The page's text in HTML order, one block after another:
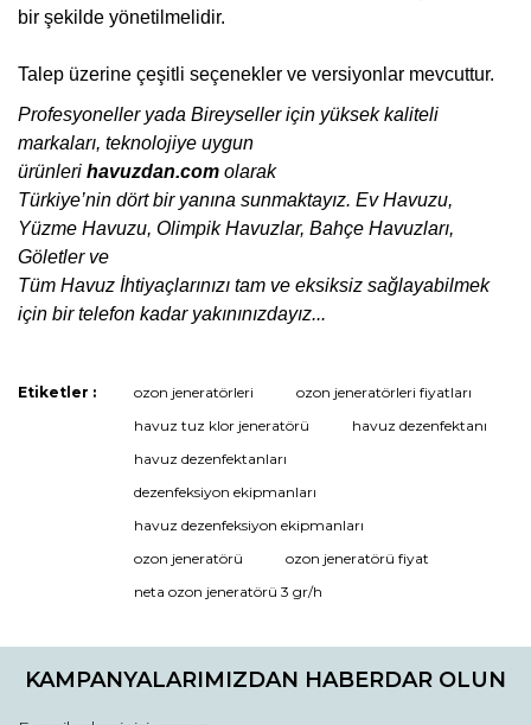
bir şekilde yönetilmelidir.
Talep üzerine çeşitli seçenekler ve versiyonlar mevcuttur.
Profesyoneller yada Bireyseller için yüksek kaliteli
markaları, teknolojiye uygun
ürünleri havuzdan.com olarak
Türkiye’nin dört bir yanına sunmaktayız. Ev Havuzu,
Yüzme Havuzu, Olimpik Havuzlar, Bahçe Havuzları,
Göletler ve
Tüm Havuz İhtiyaçlarınızı tam ve eksiksiz sağlayabilmek
için bir telefon kadar yakınınızdayız...
Bu ürüne ilk yorumu siz yapın!
Yorum Yaz
Etiketler : ozon jeneratörleri
ozon jeneratörleri fiyatları
havuz tuz klor jeneratörü
havuz dezenfektanı
havuz dezenfektanları
dezenfeksiyon ekipmanları
havuz dezenfeksiyon ekipmanları
ozon jeneratörü
ozon jeneratörü fiyat
neta ozon jeneratörü 3 gr/h
KAMPANYALARIMIZDAN HABERDAR OLUN